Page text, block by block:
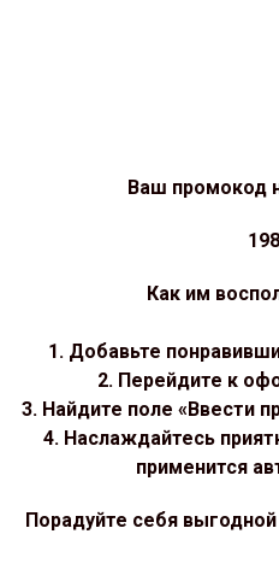
Ваш промокод
Как им
1. Добавьте
2. Перейдите к
3. Найдите поле «Ввести
4. Наслаждайтесь
применится
Порадуйте себя